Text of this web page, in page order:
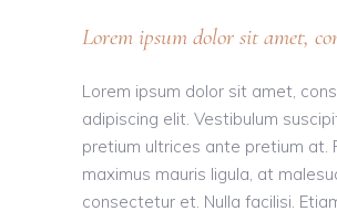
Lorem ipsum dolor sit amet,
Lorem ipsum dolor sit amet,
adipiscing elit. Vestibulum
pretium ultrices ante pretium at.
maximus mauris ligula, at
consectetur et. Nulla facilisi.